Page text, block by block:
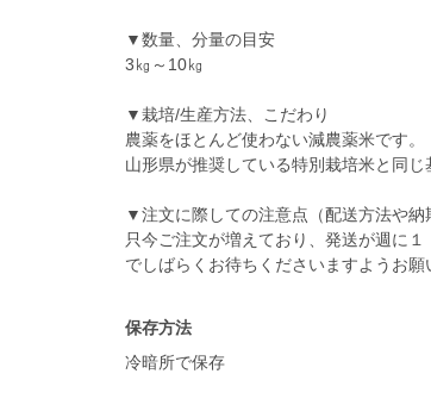
▼数量、分量の目安
3㎏～10㎏
▼栽培/生産方法、こだわり
農薬をほとんど使わない減農薬米です。
山形県が推奨している特別栽培米と同
▼注文に際しての注意点（配送方法や納
只今ご注文が増えており、発送が週に
保存方法
冷暗所で保存